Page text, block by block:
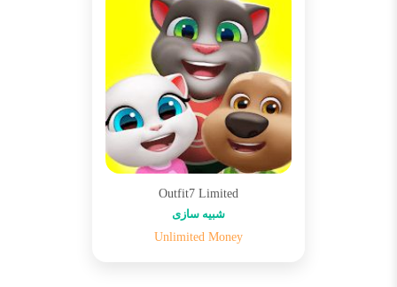
Outfit7 Limited
شبیه سازی
Unlimited Money